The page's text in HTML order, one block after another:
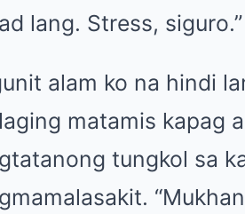
lang. Stress, siguro.”
alam ko na hindi
matamis kapag
tungkol sa